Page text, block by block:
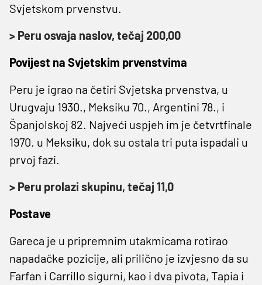
Svjetskom prvenstvu.
> Peru osvaja naslov, tečaj 200,00
Povijest na Svjetskim prvenstvima
Peru je igrao na četiri Svjetska prvenstva, u
Urugvaju 1930., Meksiku 70., Argentini 78., i
Španjolskoj 82. Najveći uspjeh im je četvrtfinale
1970. u Meksiku, dok su ostala tri puta ispadali u
prvoj fazi.
> Peru prolazi skupinu, tečaj 11,0
Postave
Gareca je u pripremnim utakmicama rotirao
napadačke pozicije, ali prilično je izvjesno da su
Farfan i Carrillo sigurni, kao i dva pivota, Tapia i